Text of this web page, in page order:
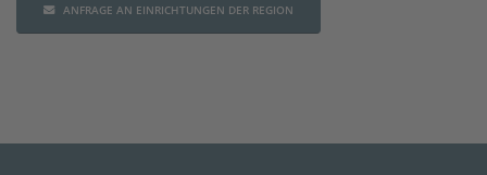
ANFRAGE AN EINRICHTUNGEN DER REGION